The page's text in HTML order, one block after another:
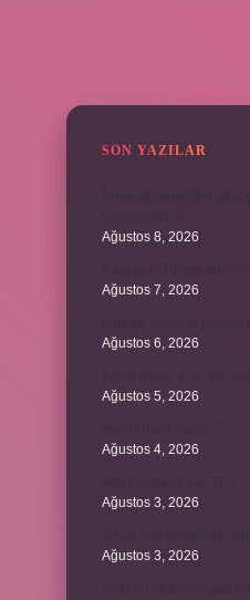
SON YAZILAR
Ağustos 8, 2026
Ağustos 7, 2026
Ağustos 6, 2026
Ağustos 5, 2026
Ağustos 4, 2026
Ağustos 3, 2026
Ağustos 3, 2026